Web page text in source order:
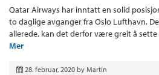
Qatar Airways har inntatt en solid
to daglige avganger fra Oslo Lufthavn.
allerede, kan det derfor være greit å
Mer
28. februar, 2020 by Martin